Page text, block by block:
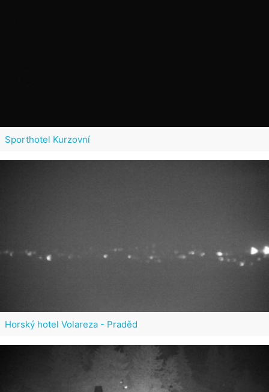
Sporthotel Kurzovní
Horský hotel Volareza - Praděd